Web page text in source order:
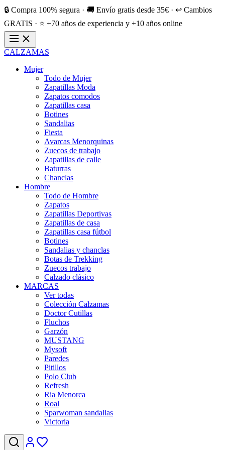
🔒 Compra 100% segura · 🚚 Envío gratis desde 35€ · ↩️ Cambios
GRATIS · ⭐ +70 años de experiencia y +10 años online
CALZAMAS
Mujer
Todo de Mujer
Zapatillas Moda
Zapatos comodos
Zapatillas casa
Botines
Sandalias
Fiesta
Avarcas Menorquinas
Zuecos de trabajo
Zapatillas de calle
Baturras
Chanclas
Hombre
Todo de Hombre
Zapatos
Zapatillas Deportivas
Zapatillas de casa
Zapatillas casa fútbol
Botines
Sandalias y chanclas
Botas de Trekking
Zuecos trabajo
Calzado clásico
MARCAS
Ver todas
Colección Calzamas
Doctor Cutillas
Fluchos
Garzón
MUSTANG
Mysoft
Paredes
Pitillos
Polo Club
Refresh
Ria Menorca
Roal
Sparwoman sandalias
Victoria